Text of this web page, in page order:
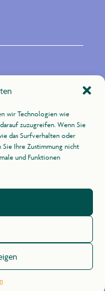
wir Technologien wie
zuzugreifen. Wenn Sie
das Surfverhalten oder
Ihre Zustimmung nicht
und Funktionen